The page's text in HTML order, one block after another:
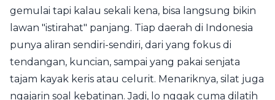
gemulai tapi kalau sekali kena, bisa langsung bikin
lawan "istirahat" panjang. Tiap daerah di Indonesia
punya aliran sendiri-sendiri, dari yang fokus di
tendangan, kuncian, sampai yang pakai senjata
tajam kayak keris atau celurit. Menariknya, silat juga
ngajarin soal kebatinan. Jadi, lo nggak cuma dilatih